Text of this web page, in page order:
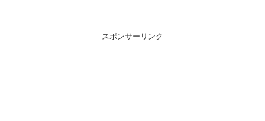
スポンサーリンク